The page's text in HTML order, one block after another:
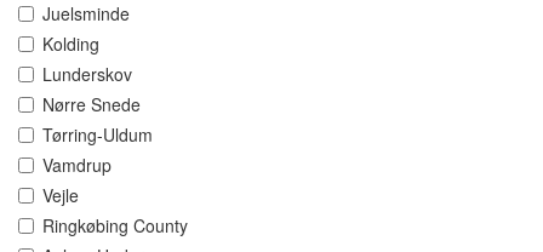
Juelsminde
Kolding
Lunderskov
Nørre Snede
Tørring-Uldum
Vamdrup
Vejle
Ringkøbing County